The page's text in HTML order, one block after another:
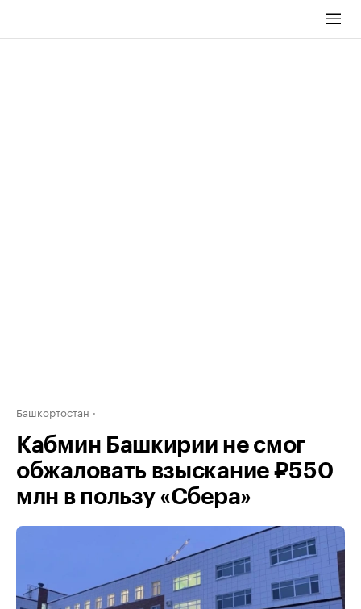
Башкортостан
Кабмин Башкирии не смог
обжаловать взыскание ₽550
млн в пользу «Сбера»